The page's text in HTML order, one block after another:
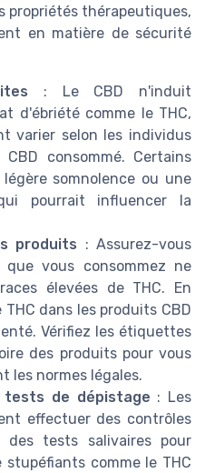
propriétés thérapeutiques,
en matière de sécurité
: Le CBD n'induit
d'ébriété comme le THC,
varier selon les individus
consommé. Certains
somnolence ou une
pourrait influencer la
produits : Assurez-vous
vous consommez ne
élevées de THC. En
dans les produits CBD
Vérifiez les étiquettes
des produits pour vous
les normes légales.
tests de dépistage : Les
effectuer des contrôles
des tests salivaires pour
comme le THC